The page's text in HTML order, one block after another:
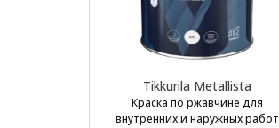
Tikkurila Metallista
Краска по ржавчине для
внутренних и наружных работ